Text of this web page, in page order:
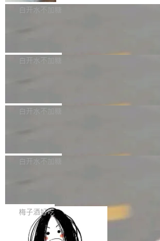
计是基于早期模型的能力—...
可以用来分析、提炼、审阅、建议，但不能用来
不得生成涉及安全性的关键变更，除非作者本身
有限公司披露IPO发行价格及战略配售结果，杭
36个月。 公告显示，本次宇树科技战略配售对
员工参与设立的专项资产管理计划。其中，Dee
获配9...
白开水不加糖
Bug fixes and enhancements 修复多次传递同
一个回归问题，该问题导致拉取镜像时会拒绝包
题，该问题可能导致在旧版 Linux 内核...
白开水不加糖
e 孵化器项目管理委员会（IPMC）投票中获得
P）！这一里程碑不仅标志着 Fluss 迈入新的发
白开水不加糖
长期停止内容更新，未能实现其作为“AI版维基百
提交的编辑请求也长期处于待处理状态。 Groki
pedia 于去年底上线，定位为由人工智能生成内
容的百科平台，被马斯克视为传统众包百科网站
白开水不加糖
是这样的：配 MessageSource 的 Bean、写 R
eloadableResourceBundleMessageSource、
声明 LocaleResolver、注册 LocaleChangeInt
梅子酒好吃
Apache Doris 4.1 全面增强 Iceberg：